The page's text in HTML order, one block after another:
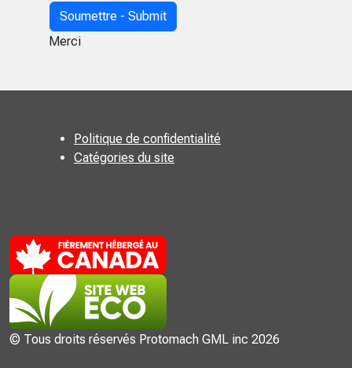
Soumettre - Submit
Merci
Politique de confidentialité
Catégories du site
© Tous droits réservés Protomach GML inc 2026